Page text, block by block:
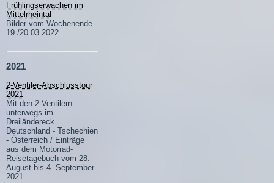
Frühlingserwachen im
Mittelrheintal
Bilder vom Wochenende
19./20.03.2022
2021
2-Ventiler-Abschlusstour
2021
Mit den 2-Ventilern
unterwegs im
Dreiländereck
Deutschland - Tschechien
- Österreich / Einträge
aus dem Motorrad-
Reisetagebuch vom 28.
August bis 4. September
2021